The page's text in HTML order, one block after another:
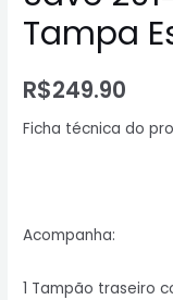
Tampa
R$249.90
Ficha técnica do
Acompanha:
1 Tampão traseiro